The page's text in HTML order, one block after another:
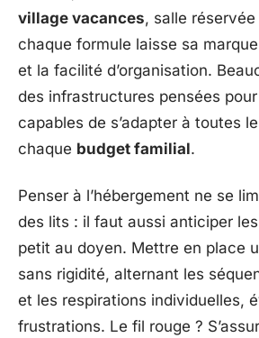
village vacances, salle
chaque formule laisse sa marque
et la facilité d’organisation.
des infrastructures pensées
capables de s’adapter à toutes
chaque budget familial.
Penser à l’hébergement ne se
des lits : il faut aussi anticiper
petit au doyen. Mettre en place
sans rigidité, alternant les
et les respirations individuelles,
frustrations. Le fil rouge ?